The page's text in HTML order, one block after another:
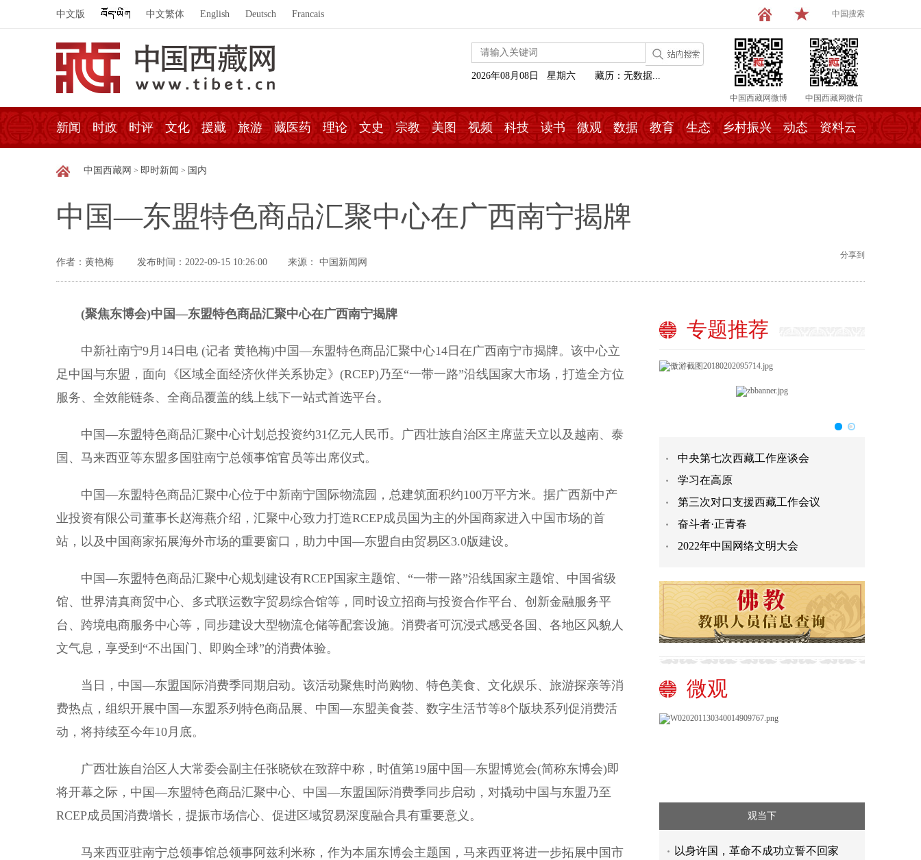
中文版 中文繁体 English Deutsch Francais 中国搜索
中国西藏网微博 中国西藏网微信
2026年08月08日 星期六 藏历：无数据...
新闻 时政 时评 文化 援藏 旅游 藏医药 理论 文史 宗教 美图 视频 科技 读书 微观 数据 教育 生态 乡村振兴 动态 资料云
中国西藏网 > 即时新闻 > 国内
中国—东盟特色商品汇聚中心在广西南宁揭牌
作者：黄艳梅 发布时间：2022-09-15 10:26:00 来源： 中国新闻网
分享到
(聚焦东博会)中国—东盟特色商品汇聚中心在广西南宁揭牌
中新社南宁9月14日电 (记者 黄艳梅)中国—东盟特色商品汇聚中心14日在广西南宁市揭牌。该中心立
足中国与东盟，面向《区域全面经济伙伴关系协定》(RCEP)乃至“一带一路”沿线国家大市场，打造全方位
服务、全效能链条、全商品覆盖的线上线下一站式首选平台。
中国—东盟特色商品汇聚中心计划总投资约31亿元人民币。广西壮族自治区主席蓝天立以及越南、泰
国、马来西亚等东盟多国驻南宁总领事馆官员等出席仪式。
中国—东盟特色商品汇聚中心位于中新南宁国际物流园，总建筑面积约100万平方米。据广西新中产
业投资有限公司董事长赵海燕介绍，汇聚中心致力打造RCEP成员国为主的外国商家进入中国市场的首
站，以及中国商家拓展海外市场的重要窗口，助力中国—东盟自由贸易区3.0版建设。
中国—东盟特色商品汇聚中心规划建设有RCEP国家主题馆、“一带一路”沿线国家主题馆、中国省级
馆、世界清真商贸中心、多式联运数字贸易综合馆等，同时设立招商与投资合作平台、创新金融服务平
台、跨境电商服务中心等，同步建设大型物流仓储等配套设施。消费者可沉浸式感受各国、各地区风貌人
文气息，享受到“不出国门、即购全球”的消费体验。
当日，中国—东盟国际消费季同期启动。该活动聚焦时尚购物、特色美食、文化娱乐、旅游探亲等消
费热点，组织开展中国—东盟系列特色商品展、中国—东盟美食荟、数字生活节等8个版块系列促消费活
动，将持续至今年10月底。
广西壮族自治区人大常委会副主任张晓钦在致辞中称，时值第19届中国—东盟博览会(简称东博会)即
将开幕之际，中国—东盟特色商品汇聚中心、中国—东盟国际消费季同步启动，对撬动中国与东盟乃至
RCEP成员国消费增长，提振市场信心、促进区域贸易深度融合具有重要意义。
马来西亚驻南宁总领事馆总领事阿兹利米称，作为本届东博会主题国，马来西亚将进一步拓展中国市
专题推荐
中央第七次西藏工作座谈会
学习在高原
第三次对口支援西藏工作会议
奋斗者·正青春
2022年中国网络文明大会
微观
观当下
以身许国，革命不成功立誓不回家